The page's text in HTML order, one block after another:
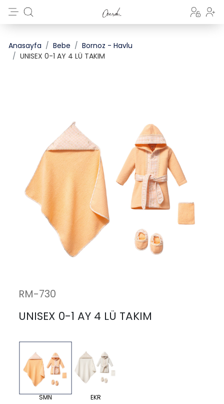
Anasayfa Bebe
Bornoz - Havlu
UNISEX 0-1 AY 4 LÜ TAKIM
RM-730
UNISEX 0-1 AY 4 LÜ TAKIM
SMN EKR